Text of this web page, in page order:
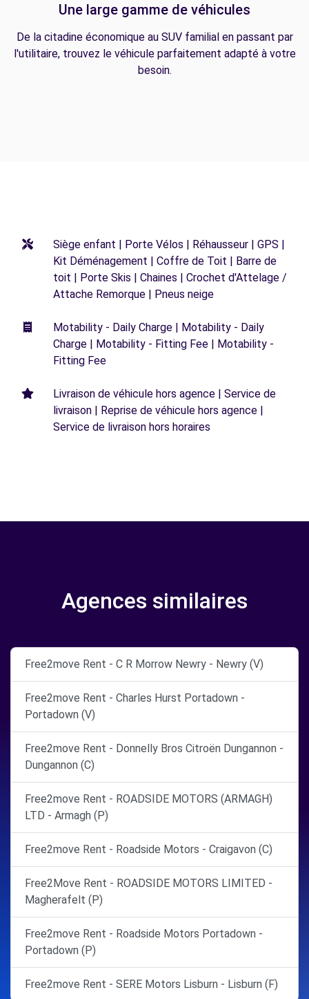
Une large gamme de véhicules
De la citadine économique au SUV familial en passant par
l'utilitaire, trouvez le véhicule parfaitement adapté à votre
besoin.
Siège enfant | Porte Vélos | Réhausseur | GPS |
Kit Déménagement | Coffre de Toit | Barre de
toit | Porte Skis | Chaines | Crochet d'Attelage /
Attache Remorque | Pneus neige
Motability - Daily Charge | Motability - Daily
Charge | Motability - Fitting Fee | Motability -
Fitting Fee
Livraison de véhicule hors agence | Service de
livraison | Reprise de véhicule hors agence |
Service de livraison hors horaires
Agences similaires
Free2move Rent - C R Morrow Newry - Newry (V)
Free2move Rent - Charles Hurst Portadown -
Portadown (V)
Free2move Rent - Donnelly Bros Citroën Dungannon -
Dungannon (C)
Free2move Rent - ROADSIDE MOTORS (ARMAGH)
LTD - Armagh (P)
Free2move Rent - Roadside Motors - Craigavon (C)
Free2Move Rent - ROADSIDE MOTORS LIMITED -
Magherafelt (P)
Free2move Rent - Roadside Motors Portadown -
Portadown (P)
Free2move Rent - SERE Motors Lisburn - Lisburn (F)